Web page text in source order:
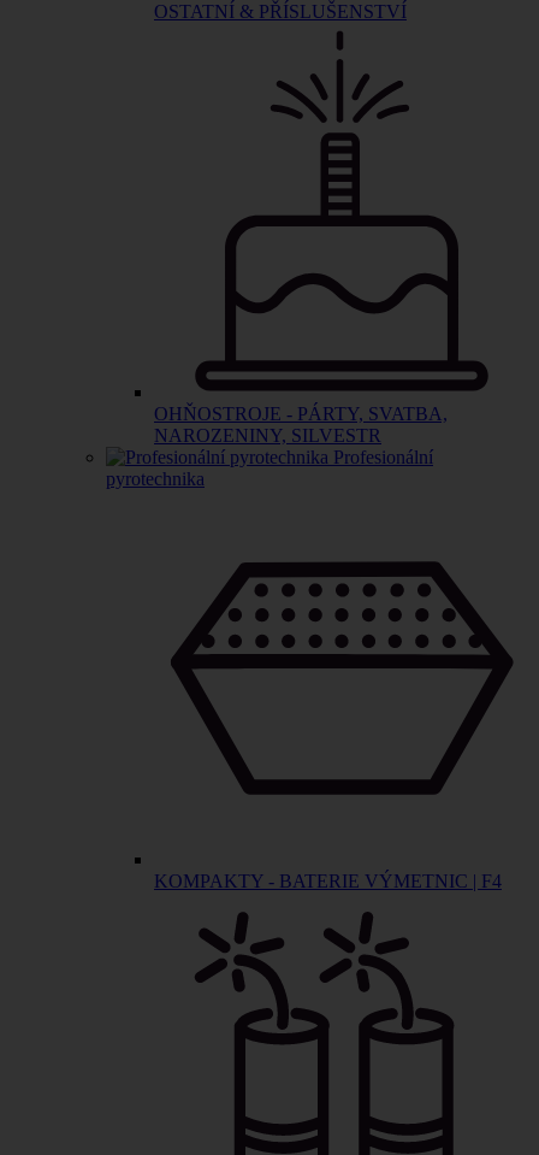
OSTATNÍ & PŘÍSLUŠENSTVÍ
OHŇOSTROJE - PÁRTY, SVATBA,
NAROZENINY, SILVESTR
Profesionální
pyrotechnika
KOMPAKTY - BATERIE VÝMETNIC | F4